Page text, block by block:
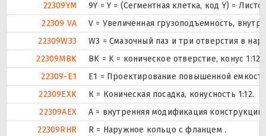
22309YM
9Y = Y = (Сегментная клетка, код Y) =
22309 VA
V = Увеличенная грузоподъемность,
22309W33
W3 = Смазочный паз и три отверстия в
22309MBK
BK = K = коническое отверстие, конус
22309-E1
E1 = Проектирование повышенной
22309EXK
К = Коническая посадка, конусность 1:12.
22309AEX
A = внутренняя модификация конструкции.
22309RHR
R = Наружное кольцо с фланцем .